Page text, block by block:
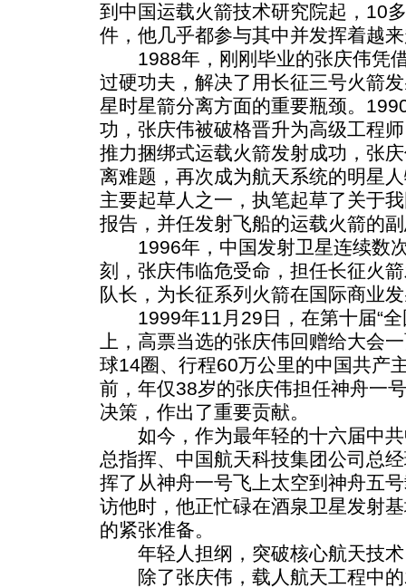
到中国运载火箭技术研究院起，10
件，他几乎都参与其中并发挥着越
1988年，刚刚毕业的张庆伟凭借
过硬功夫，解决了用长征三号火箭
星时星箭分离方面的重要瓶颈。
功，张庆伟被破格晋升为高级工程
推力捆绑式运载火箭发射成功，张
离难题，再次成为航天系统的明星
主要起草人之一，执笔起草了关于
报告，并任发射飞船的运载火箭的
1996年，中国发射卫星连续数次
刻，张庆伟临危受命，担任长征火
队长，为长征系列火箭在国际商业
1999年11月29日，在第十届“全
上，高票当选的张庆伟回赠给大会
球14圈、行程60万公里的中国共产
前，年仅38岁的张庆伟担任神舟一
决策，作出了重要贡献。
如今，作为最年轻的十六届中共
总指挥、中国航天科技集团公司总
挥了从神舟一号飞上太空到神舟五
访他时，他正忙碌在酒泉卫星发射
的紧张准备。
年轻人担纲，突破核心航天技术
除了张庆伟，载人航天工程中的